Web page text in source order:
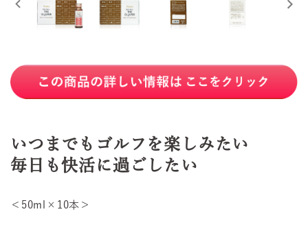
いつまでもゴルフを楽しみたい
毎日も快活に過ごしたい
＜50ml×10本＞